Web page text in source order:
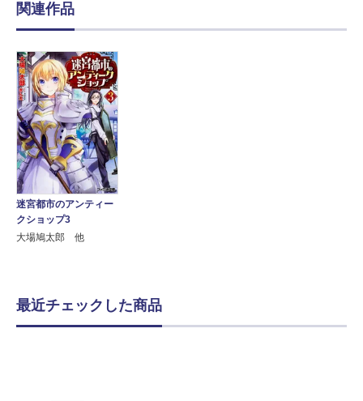
関連作品
迷宮都市のアンティー
クショップ3
大場鳩太郎 他
最近チェックした商品